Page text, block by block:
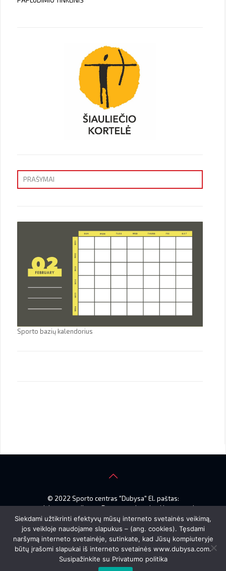
PRAŠYMAI
Sporto bazių kalendorius
© 2022 Sporto centras "Dubysa" El. paštas:
smdubysa@gmail.com. Duomenys kaupiami ir saugomi
Juridinių asmenų registre, kodas 145914542
Gumbinės g. 18A, LT–77166 Šiauliai
Siekdami užtikrinti efektyvų mūsų interneto svetainės veikimą,
jos veikloje naudojame slapukus – (ang. cookies). Tęsdami
naršymą interneto svetainėje, sutinkate, kad Jūsų kompiuteryje
būtų įrašomi slapukai iš interneto svetainės www.dubysa.com.
Susipažinkite su Privatumo politika